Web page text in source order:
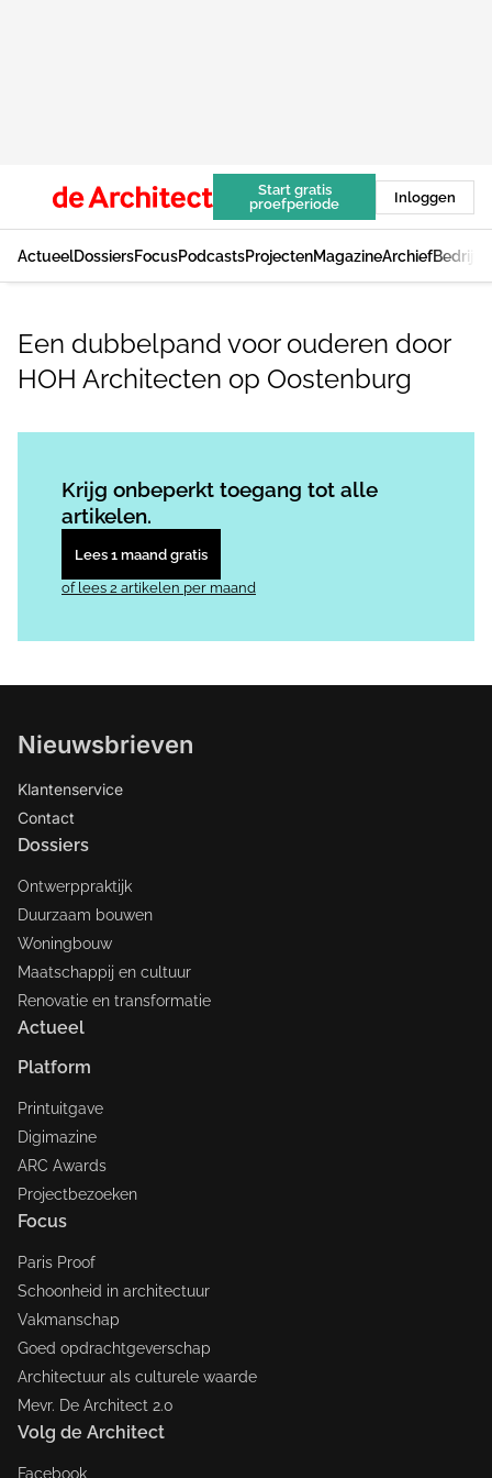
Start gratis
proefperiode
Inloggen
ActueelDossiersFocusPodcastsProjectenMagazineArchief
Een dubbelpand voor ouderen door
HOH Architecten op Oostenburg
Krijg onbeperkt toegang tot alle
artikelen.
Lees 1 maand gratis
of lees 2 artikelen per maand
Nieuwsbrieven
Klantenservice
Contact
Dossiers
Ontwerppraktijk
Duurzaam bouwen
Woningbouw
Maatschappij en cultuur
Renovatie en transformatie
Actueel
Platform
Printuitgave
Digimazine
ARC Awards
Projectbezoeken
Focus
Paris Proof
Schoonheid in architectuur
Vakmanschap
Goed opdrachtgeverschap
Architectuur als culturele waarde
Mevr. De Architect 2.0
Volg de Architect
Facebook